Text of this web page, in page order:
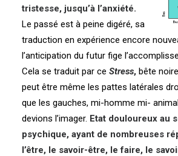
tristesse, jusqu’à l’anxiété.
Le passé est à peine digéré, sa
traduction en expérience encore
l’anticipation du futur fige
Cela se traduit par ce Stress, bête
peut être même les pattes latérales
que les gauches, mi-homme mi-
devions l’imager. Etat douloureux au
psychique, ayant de nombreuses
l’être, le savoir-être, le faire, le